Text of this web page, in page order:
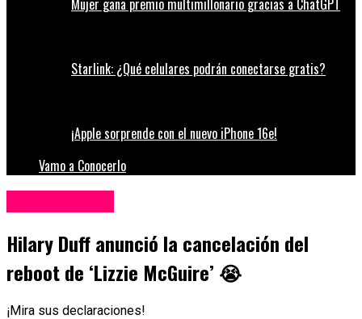
Mujer gana premio multimillonario gracias a ChatGPT
Starlink: ¿Qué celulares podrán conectarse gratis?
¡Apple sorprende con el nuevo iPhone 16e!
Vamo a Conocerlo
Hilary Duff anunció la cancelación del
reboot de ‘Lizzie McGuire’ 😭
¡Mira sus declaraciones!